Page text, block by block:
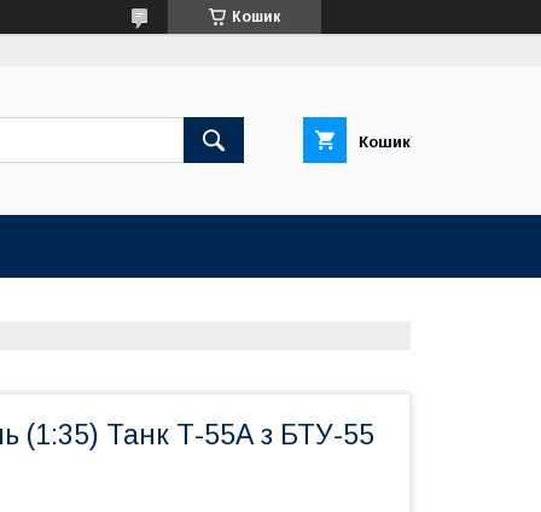
Кошик
Кошик
(1:35) Танк Т-55А з БТУ-55